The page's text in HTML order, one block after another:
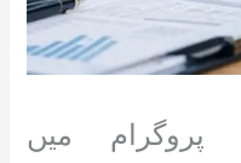
پروگرام میں